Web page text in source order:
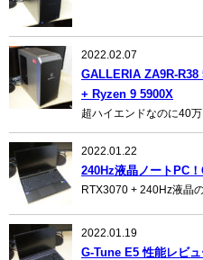
2022.02.07
GALLERIA ZA9R-R38
+ Ryzen 9 5900X
超ハイエンドなのに40万
2022.01.22
240Hz液晶ノートPC
RTX3070 + 240Hz液晶
2022.01.19
G-Tune E5 性能レビ